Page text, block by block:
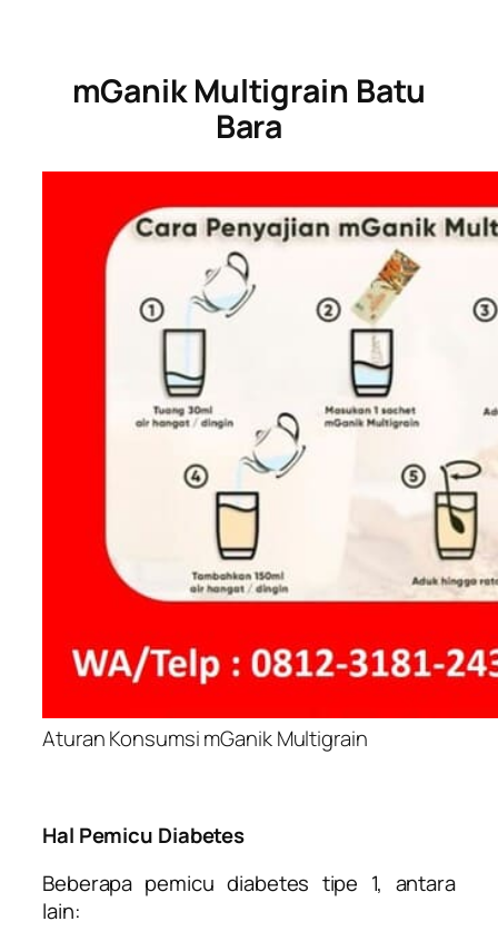
mGanik Multigrain Batu
Bara
Aturan Konsumsi mGanik Multigrain
Hal Pemicu Diabetes
Beberapa pemicu diabetes tipe 1, antara
lain: